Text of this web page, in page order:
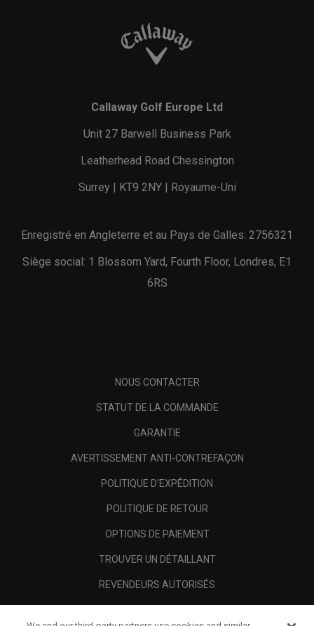
Callaway Golf Europe Ltd
Unit 27 Barwell Business Park
Leatherhead Road Chessington
Surrey | KT9 2NY | Royaume-Uni
Enregistré en Angleterre et au Pays de Galles: 2756321
Siège social: 1 Blossom Yard, Fourth Floor, Londres, E1
6RS
NOUS CONTACTER
STATUT DE LA COMMANDE
GARANTIE
AVERTISSEMENT ANTI-CONTREFAÇON
POLITIQUE D'EXPÉDITION
POLITIQUE DE RETOUR
OPTIONS DE PAIEMENT
TROUVER UN DÉTAILLANT
REVENDEURS AUTORISÉS